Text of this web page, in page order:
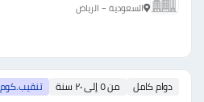
السعودية - الرياض
دوام كامل من ٥ إلى ٢٠ سنة تنقيب.كوم